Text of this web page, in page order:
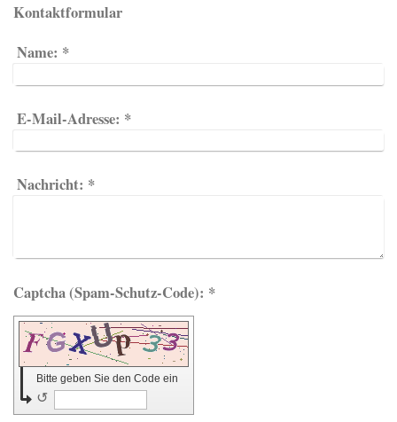
Kontaktformular
Name: *
E-Mail-Adresse: *
Nachricht: *
Captcha (Spam-Schutz-Code): *
Bitte geben Sie den Code ein
↺